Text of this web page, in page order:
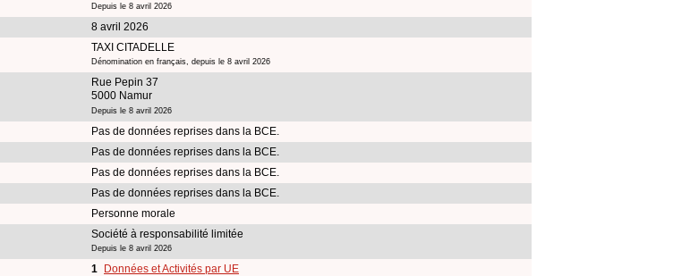
Depuis le 8 avril 2026
8 avril 2026
TAXI CITADELLE
Dénomination en français, depuis le 8 avril 2026
Rue Pepin 37
5000 Namur
Depuis le 8 avril 2026
Pas de données reprises dans la BCE.
Pas de données reprises dans la BCE.
Pas de données reprises dans la BCE.
Pas de données reprises dans la BCE.
Personne morale
Société à responsabilité limitée
Depuis le 8 avril 2026
1 Données et Activités par UE